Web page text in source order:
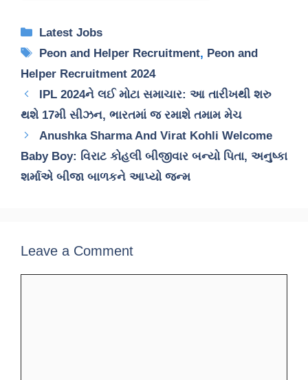
Categories
Latest Jobs
Tags
Peon and Helper Recruitment, Peon and
Helper Recruitment 2024
IPL 2024ને લઈ મોટા સમાચાર: આ તારીખથી શરુ
થશે 17મી સીઝન, ભારતમાં જ રમાશે તમામ મેચ
Anushka Sharma And Virat Kohli Welcome
Baby Boy: વિરાટ કોહલી બીજીવાર બન્યો પિતા, અનુષ્કા
શર્માએ બીજા બાળકને આપ્યો જન્મ
Leave a Comment